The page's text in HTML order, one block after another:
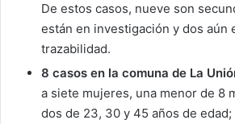
De estos casos, nueve son
están en investigación y dos aún
trazabilidad.
8 casos en la comuna de La
a siete mujeres, una menor de 8
dos de 23, 30 y 45 años de